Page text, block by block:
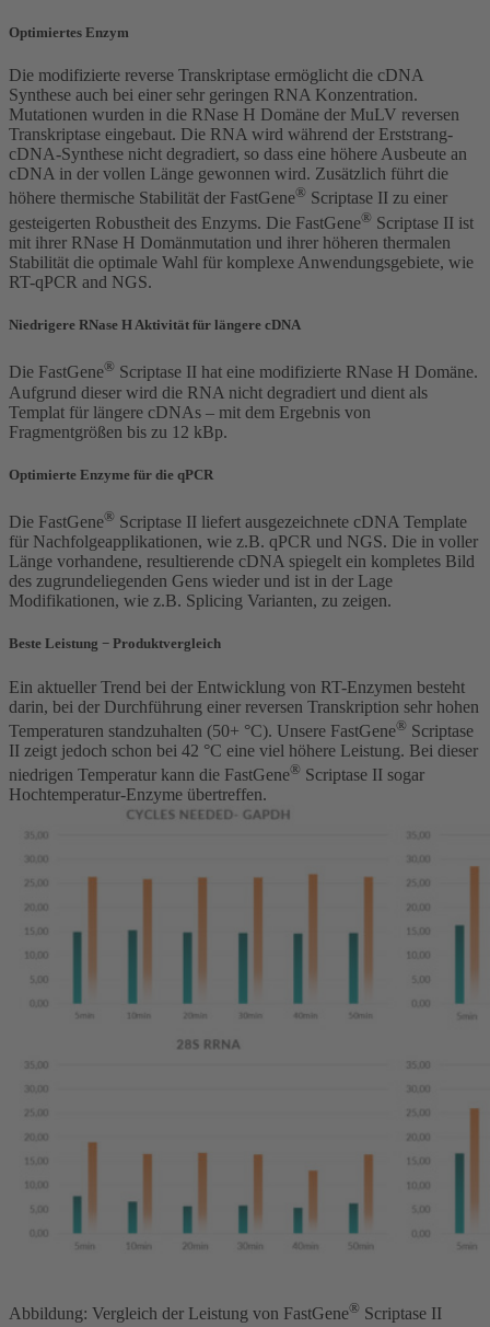
Optimiertes Enzym
Die modifizierte reverse Transkriptase ermöglicht die cDNA
Synthese auch bei einer sehr geringen RNA Konzentration.
Mutationen wurden in die RNase H Domäne der MuLV reversen
Transkriptase eingebaut. Die RNA wird während der Erststrang-
cDNA-Synthese nicht degradiert, so dass eine höhere Ausbeute an
cDNA in der vollen Länge gewonnen wird. Zusätzlich führt die
höhere thermische Stabilität der FastGene® Scriptase II zu einer
gesteigerten Robustheit des Enzyms. Die FastGene® Scriptase II ist
mit ihrer RNase H Domänmutation und ihrer höheren thermalen
Stabilität die optimale Wahl für komplexe Anwendungsgebiete, wie
RT-qPCR and NGS.
Niedrigere RNase H Aktivität für längere cDNA
Die FastGene® Scriptase II hat eine modifizierte RNase H Domäne.
Aufgrund dieser wird die RNA nicht degradiert und dient als
Templat für längere cDNAs – mit dem Ergebnis von
Fragmentgrößen bis zu 12 kBp.
Optimierte Enzyme für die qPCR
Die FastGene® Scriptase II liefert ausgezeichnete cDNA Template
für Nachfolgeapplikationen, wie z.B. qPCR und NGS. Die in voller
Länge vorhandene, resultierende cDNA spiegelt ein kompletes Bild
des zugrundeliegenden Gens wieder und ist in der Lage
Modifikationen, wie z.B. Splicing Varianten, zu zeigen.
Beste Leistung − Produktvergleich
Ein aktueller Trend bei der Entwicklung von RT-Enzymen besteht
darin, bei der Durchführung einer reversen Transkription sehr hohen
Temperaturen standzuhalten (50+ °C). Unsere FastGene® Scriptase
II zeigt jedoch schon bei 42 °C eine viel höhere Leistung. Bei dieser
niedrigen Temperatur kann die FastGene® Scriptase II sogar
Hochtemperatur-Enzyme übertreffen.
Abbildung: Vergleich der Leistung von FastGene® Scriptase II